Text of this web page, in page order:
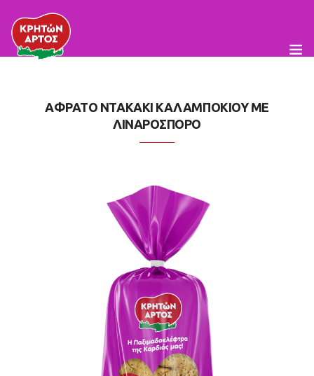
Η Εταιρεία
ΑΦΡΑΤΟ ΝΤΑΚΑΚΙ ΚΑΛΑΜΠΟΚΙΟΥ ΜΕ
ΛΙΝΑΡΟΣΠΟΡΟ